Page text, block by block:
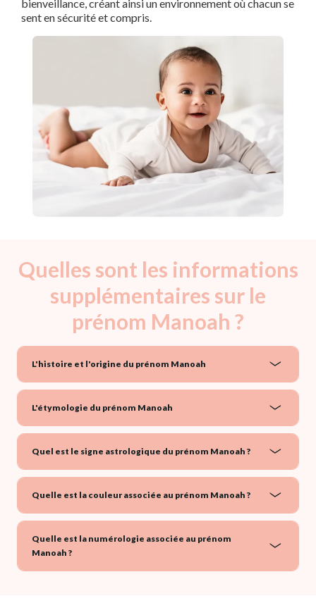
bienveillance, créant ainsi un environnement où chacun se
sent en sécurité et compris.
Quelles sont les informations
supplémentaires sur le
prénom Manoah ?
L'histoire et l'origine du prénom Manoah
L'étymologie du prénom Manoah
Quel est le signe astrologique du prénom Manoah ?
Quelle est la couleur associée au prénom Manoah ?
Quelle est la numérologie associée au prénom
Manoah ?